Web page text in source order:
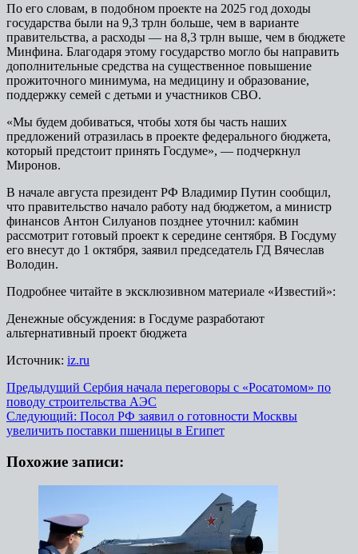
По его словам, в подобном проекте на 2025 год доходы
государства были на 9,3 трлн больше, чем в варианте
правительства, а расходы — на 8,3 трлн выше, чем в бюджете
Минфина. Благодаря этому государство могло бы направить
дополнительные средства на существенное повышение
прожиточного минимума, на медицину и образование,
поддержку семей с детьми и участников СВО.
«Мы будем добиваться, чтобы хотя бы часть наших
предложений отразилась в проекте федерального бюджета,
который предстоит принять Госдуме», — подчеркнул
Миронов.
В начале августа президент РФ Владимир Путин сообщил,
что правительство начало работу над бюджетом, а министр
финансов Антон Силуанов позднее уточнил: кабмин
рассмотрит готовый проект к середине сентября. В Госдуму
его внесут до 1 октября, заявил председатель ГД Вячеслав
Володин.
Подробнее читайте в эксклюзивном материале «Известий»:
Денежные обсуждения: в Госдуме разработают
альтернативный проект бюджета
Источник: iz.ru
Навигация
записи
Предыдущий Сербия начала переговоры с «Росатомом» по
поводу строительства АЭС
Следующий: Посол РФ заявил о готовности Москвы
увеличить поставки пшеницы в Египет
Похожие записи: